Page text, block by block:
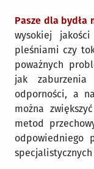
Pasze dla bydła
wysokiej
pleśniami czy
poważnych
jak zaburzenia
odporności, a
można
metod
odpowiedniego